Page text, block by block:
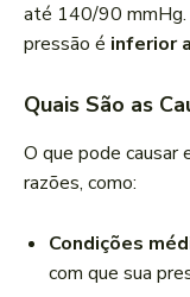
até 140/90 mmHg.
pressão é inferior
Quais São as
O que pode causar
razões, como:
Condições
com que sua